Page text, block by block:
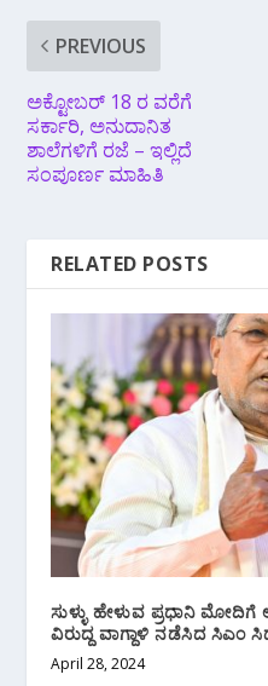
PREVIOUS
ಅಕ್ಟೋಬರ್ 18 ರ ವರೆಗೆ
ಸರ್ಕಾರಿ, ಅನುದಾನಿತ
ಶಾಲೆಗಳಿಗೆ ರಜೆ – ಇಲ್ಲಿದೆ
ಸಂಪೂರ್ಣ ಮಾಹಿತಿ
RELATED POSTS
ಸುಳ್ಳು ಹೇಳುವ ಪ್ರಧಾನಿ
ವಿರುದ್ದ ವಾಗ್ದಾಳಿ ನಡೆಸಿದ ಸಿಎಂ
April 28, 2024